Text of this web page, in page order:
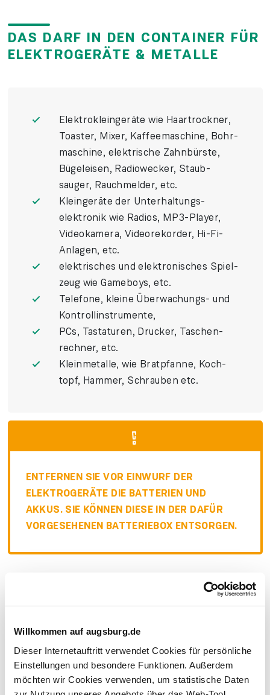
Willkommen auf augsburg.de
Dieser Internetauftritt verwendet Cookies für persönliche
Einstellungen und besondere Funktionen. Außerdem
möchten wir Cookies verwenden, um statistische Daten
DAS DARF IN DEN CONTAINER FÜR
ELEKTROGERÄTE & METALLE
Elektro­klein­geräte wie Haar­trockner,
Toaster, Mixer, Kaffee­maschine, Bohr­
maschine, elektrische Zahn­bürste,
Bügel­eisen, Radio­wecker, Staub­
sauger, Rauch­melder, etc.
Klein­geräte der Unter­haltungs­
elektronik wie Radios, MP3-Player,
Video­kamera, Video­rekorder, Hi-Fi-
Anlagen, etc.
elektrisches und elektro­nisches Spiel­
zeug wie Game­boys, etc.
Telefone, kleine Über­wachungs- und
Kontroll­instrumente,
PCs, Tasta­turen, Drucker, Taschen­
rechner, etc.
Klein­metalle, wie Brat­pfanne, Koch­
topf, Hammer, Schrau­ben etc.
ENTFERNEN SIE VOR EINWURF DER
ELEKTROGERÄTE DIE BATTERIEN UND
AKKUS. SIE KÖNNEN DIESE IN DER DAFÜR
VORGE­SEHENEN BATTERIE­BOX ENTSORGEN.
CONTAINER FÜR ELEKTROGERÄTE
& METALLE
Flachbildschirme, Fernseher, Röhren­